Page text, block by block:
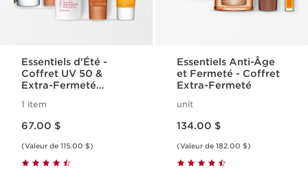
Essentiels d'Été -
Coffret UV 50 &
Extra-Fermeté
1 item
67.00 $
(Valeur de 115.00 $)
Essentiels Anti-Âge
et Fermeté - Coffret
Extra-Fermeté
unit
134.00 $
(Valeur de 182.00 $)